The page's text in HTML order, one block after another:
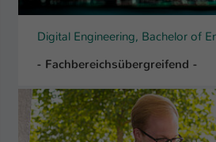
Digital Engineering, Bachelor of
- Fachbereichsübergreifend -